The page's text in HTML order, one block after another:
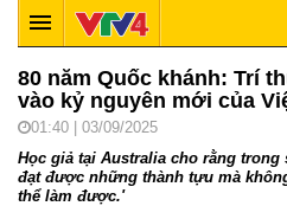
80 năm Quốc khánh: Trí
vào kỷ nguyên mới của
01:40 | 03/09/2025
Học giả tại Australia cho rằng trong
đạt được những thành tựu mà
thể làm được.'